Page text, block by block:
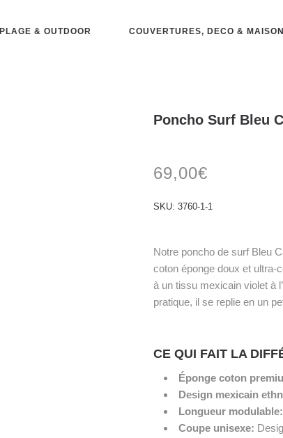
PLAGE & OUTDOOR COUVERTURES, DECO & MAISON
Poncho Surf Bleu
69,00€
SKU: 3760-1-1
Notre poncho de surf Bleu
coton éponge doux et ultra-
à un tissu mexicain violet à
pratique, il se replie en un
CE QUI FAIT LA
Éponge coton
Design mexicain
Longueur modulable:
Coupe unisexe: